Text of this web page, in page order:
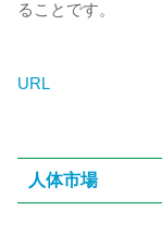
ることです。
URL
人体市場